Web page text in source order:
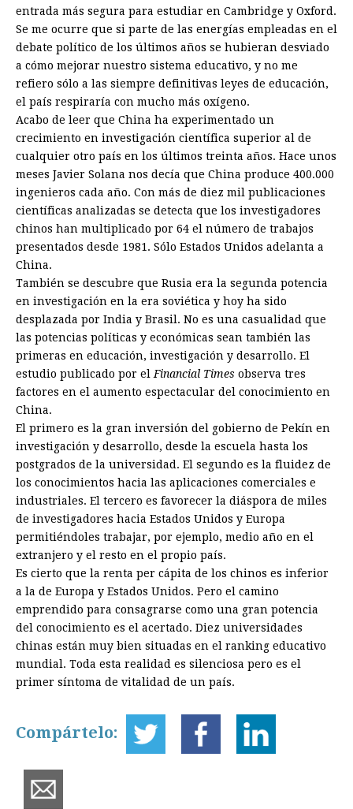
entrada más segura para estudiar en Cambridge y Oxford.
Se me ocurre que si parte de las energías empleadas en el
debate político de los últimos años se hubieran desviado
a cómo mejorar nuestro sistema educativo, y no me
refiero sólo a las siempre definitivas leyes de educación,
el país respiraría con mucho más oxígeno.
Acabo de leer que China ha experimentado un
crecimiento en investigación científica superior al de
cualquier otro país en los últimos treinta años. Hace unos
meses Javier Solana nos decía que China produce 400.000
ingenieros cada año. Con más de diez mil publicaciones
científicas analizadas se detecta que los investigadores
chinos han multiplicado por 64 el número de trabajos
presentados desde 1981. Sólo Estados Unidos adelanta a
China.
También se descubre que Rusia era la segunda potencia
en investigación en la era soviética y hoy ha sido
desplazada por India y Brasil. No es una casualidad que
las potencias políticas y económicas sean también las
primeras en educación, investigación y desarrollo. El
estudio publicado por el Financial Times observa tres
factores en el aumento espectacular del conocimiento en
China.
El primero es la gran inversión del gobierno de Pekín en
investigación y desarrollo, desde la escuela hasta los
postgrados de la universidad. El segundo es la fluidez de
los conocimientos hacia las aplicaciones comerciales e
industriales. El tercero es favorecer la diáspora de miles
de investigadores hacia Estados Unidos y Europa
permitiéndoles trabajar, por ejemplo, medio año en el
extranjero y el resto en el propio país.
Es cierto que la renta per cápita de los chinos es inferior
a la de Europa y Estados Unidos. Pero el camino
emprendido para consagrarse como una gran potencia
del conocimiento es el acertado. Diez universidades
chinas están muy bien situadas en el ranking educativo
mundial. Toda esta realidad es silenciosa pero es el
primer síntoma de vitalidad de un país.
Compártelo: